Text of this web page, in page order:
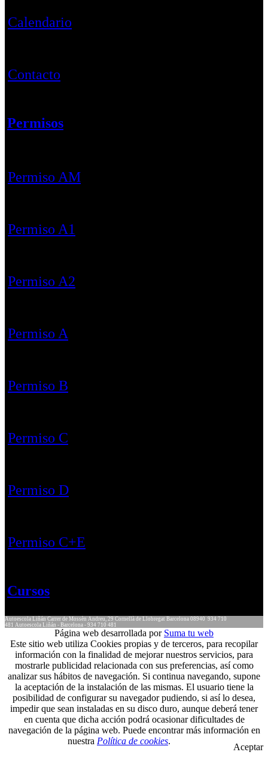
Calendario
Contacto
Permisos
Permiso AM
Permiso A1
Permiso A2
Permiso A
Permiso B
Permiso C
Permiso D
Permiso C+E
Cursos
Autoescola Liñán Carrer de Mossèn Andreu, 29 Cornellà de Llobregat Barcelona 08940 934 710
481 Autoescola Liñán - Barcelona - 934 710 481
Página web desarrollada por Suma tu web
Este sitio web utiliza Cookies propias y de terceros, para recopilar
información con la finalidad de mejorar nuestros servicios, para
mostrarle publicidad relacionada con sus preferencias, así como
analizar sus hábitos de navegación. Si continua navegando, supone
la aceptación de la instalación de las mismas. El usuario tiene la
posibilidad de configurar su navegador pudiendo, si así lo desea,
impedir que sean instaladas en su disco duro, aunque deberá tener
en cuenta que dicha acción podrá ocasionar dificultades de
navegación de la página web. Puede encontrar más información en
nuestra Política de cookies.
Aceptar